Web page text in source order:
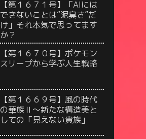
【第１６７１号】「AIには
できないことは“泥臭さ”だ
け」それ本気で思ってます
か？
【第１６７０号】ポケモン
スリープから学ぶ人生戦略
【第１６６９号】風の時代
の華族Ⅱ〜新たな構造美と
しての「見えない貴族」